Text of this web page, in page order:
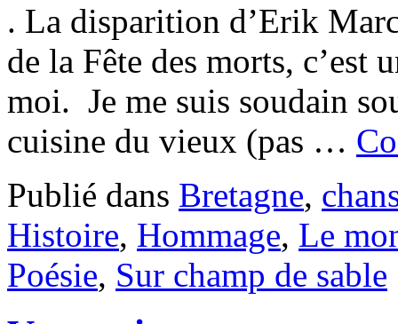
. La disparition d’Erik
de la Fête des morts, c’est
moi. Je me suis soudain
cuisine du vieux (pas …
Publié dans Bretagne,
Histoire, Hommage, Le
Poésie, Sur champ de sable